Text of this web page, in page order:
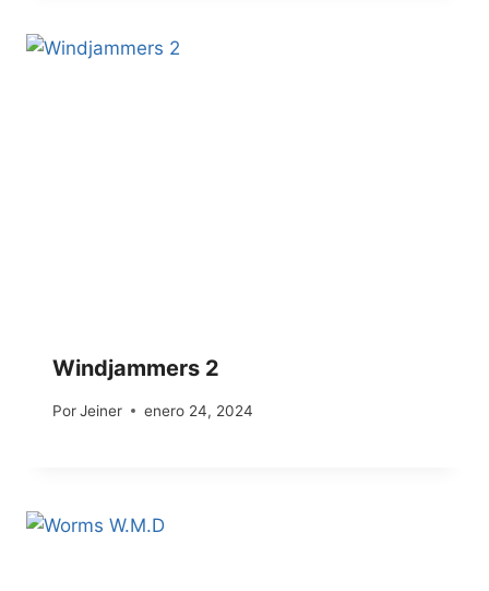
Windjammers 2
PorJeiner enero 24, 2024